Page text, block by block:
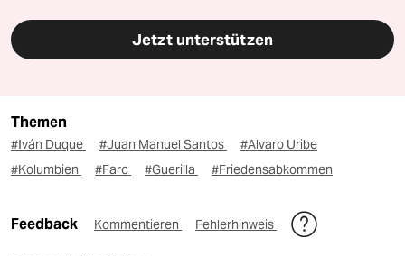
Jetzt unterstützen
Themen
#Iván Duque #Juan Manuel Santos
#Alvaro Uribe
#Kolumbien
#Farc #Guerilla #Friedensabkommen
Feedback Kommentieren Fehlerhinweis